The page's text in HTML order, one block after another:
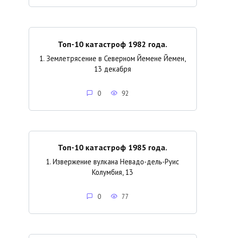
Топ-10 катастроф 1982 года.
1. Землетрясение в Северном Йемене Йемен,
13 декабря
0 92
Топ-10 катастроф 1985 года.
1. Извержение вулкана Невадо-дель-Руис
Колумбия, 13
0 77